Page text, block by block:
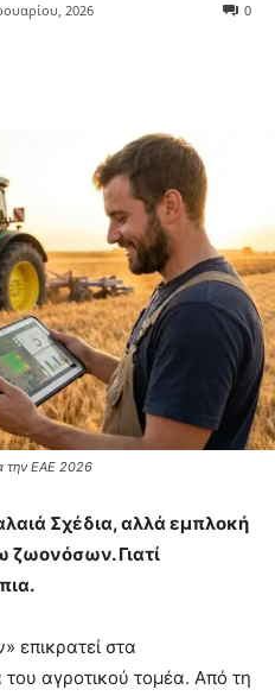
2026 0
την ΕΑΕ 2026
Σχέδια, αλλά εμπλοκή
ζωονόσων. Γιατί
επικρατεί στα
αγροτικού τομέα. Από τη